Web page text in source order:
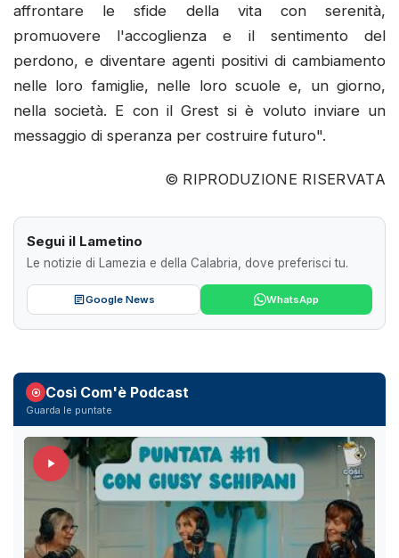
affrontare le sfide della vita con serenità,
promuovere l'accoglienza e il sentimento del
perdono, e diventare agenti positivi di cambiamento
nelle loro famiglie, nelle loro scuole e, un giorno,
nella società. E con il Grest si è voluto inviare un
messaggio di speranza per costruire futuro".
© RIPRODUZIONE RISERVATA
Segui il Lametino
Le notizie di Lamezia e della Calabria, dove preferisci tu.
Google News WhatsApp
Così Com'è Podcast
Guarda le puntate